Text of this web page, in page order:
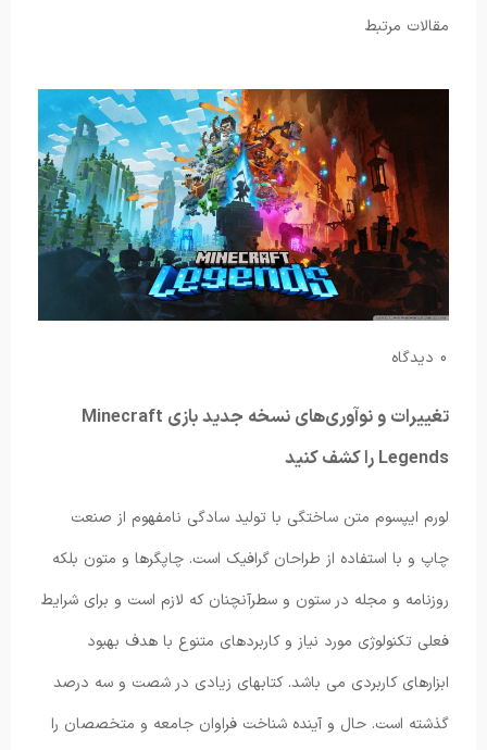
مقالات مرتبط
0 دیدگاه
تغییرات و نوآوری‌های نسخه جدید بازی Minecraft
Legends را کشف کنید
لورم ایپسوم متن ساختگی با تولید سادگی نامفهوم از صنعت
چاپ و با استفاده از طراحان گرافیک است. چاپگرها و متون بلکه
روزنامه و مجله در ستون و سطرآنچنان که لازم است و برای شرایط
فعلی تکنولوژی مورد نیاز و کاربردهای متنوع با هدف بهبود
ابزارهای کاربردی می باشد. کتابهای زیادی در شصت و سه درصد
گذشته است. حال و آینده شناخت فراوان جامعه و متخصصان را